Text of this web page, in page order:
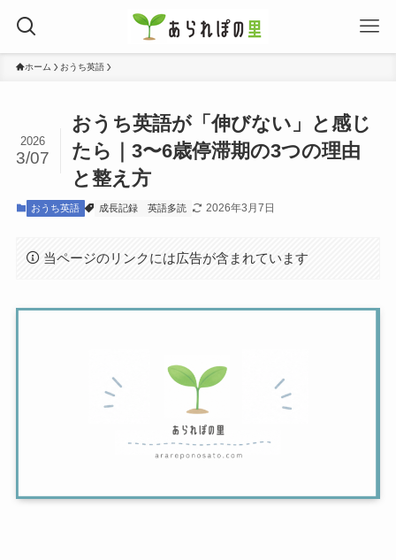
ホーム おうち英語
おうち英語が「伸びない」と感じ
たら｜3〜6歳停滞期の3つの理由
と整え方
2026
3/07
おうち英語 成長記録 英語多読 2026年3月7日
当ページのリンクには広告が含まれています